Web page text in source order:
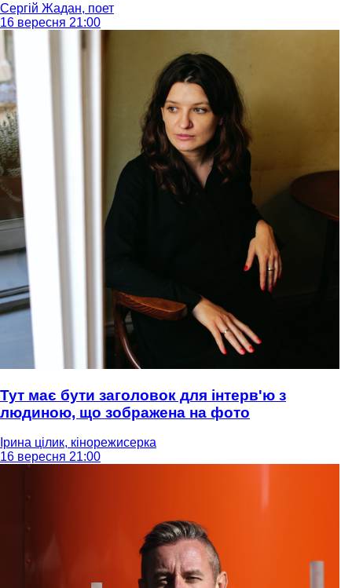
Сергій Жадан, поет
16 вересня 21:00
Тут має бути заголовок для інтерв'ю з
людиною, що зображена на фото
Ірина цілик, кінорежисерка
16 вересня 21:00